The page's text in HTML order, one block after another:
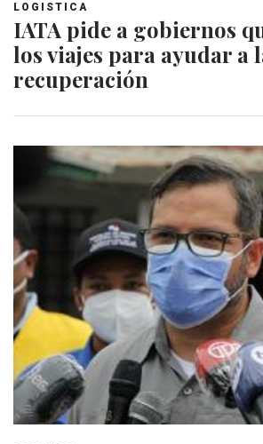
LOGISTICA
IATA pide a gobiernos
los viajes para ayudar a
recuperación